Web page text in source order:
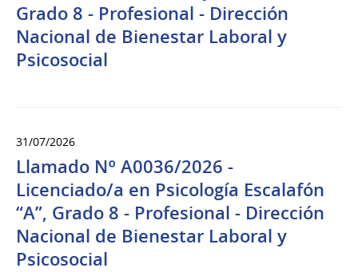
Grado 8 - Profesional - Dirección
Nacional de Bienestar Laboral y
Psicosocial
31/07/2026
Llamado Nº A0036/2026 -
Licenciado/a en Psicología Escalafón
“A”, Grado 8 - Profesional - Dirección
Nacional de Bienestar Laboral y
Psicosocial